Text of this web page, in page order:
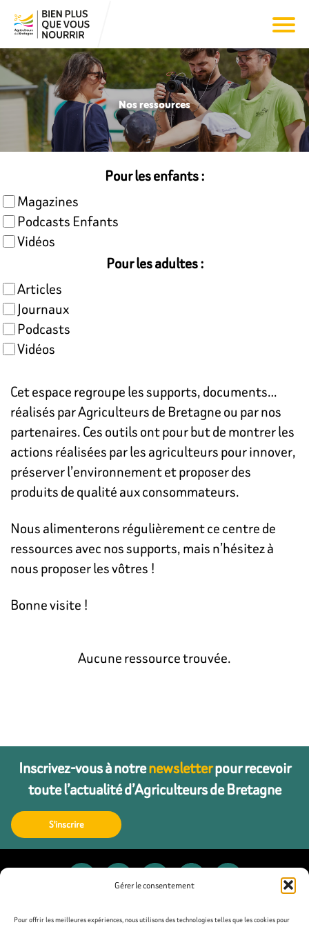
Gérer le consentement
Pour offrir les meilleures expériences, nous utilisons des technologies telles que les cookies pour
Nos ressources
Pour les enfants :
Magazines
Podcasts Enfants
Vidéos
Pour les adultes :
Articles
Journaux
Podcasts
Vidéos
Cet espace regroupe les supports, documents…
réalisés par Agriculteurs de Bretagne ou par nos
partenaires. Ces outils ont pour but de montrer les
actions réalisées par les agriculteurs pour innover,
préserver l’environnement et proposer des
produits de qualité aux consommateurs.
Nous alimenterons régulièrement ce centre de
ressources avec nos supports, mais n’hésitez à
nous proposer les vôtres !
Bonne visite !
Aucune ressource trouvée.
Inscrivez-vous à notrenewsletterpour recevoir
toute l’actualité d’Agriculteurs de Bretagne
S'inscrire
Contact